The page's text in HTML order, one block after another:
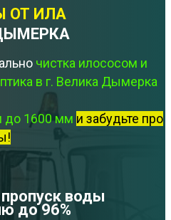
ОТ ИЛА
чистка илососом и
в г. Велика Дымерка
до 1600 мм и забудьте про
воды
до 96%